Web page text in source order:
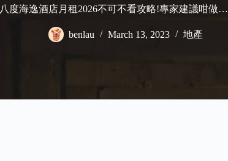
八度海逸酒店月租2026不可不看攻略!專家建議咁做…
benlau March 13, 2023 地產